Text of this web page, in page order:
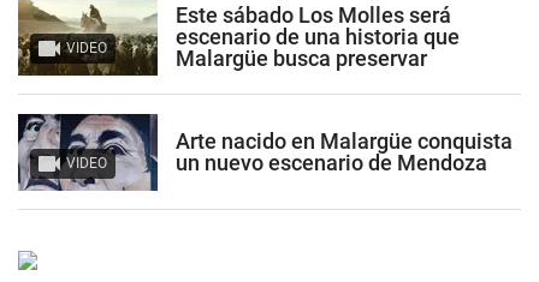
VIDEO
Este sábado Los Molles será
escenario de una historia que
Malargüe busca preservar
VIDEO
Arte nacido en Malargüe conquista
un nuevo escenario de Mendoza